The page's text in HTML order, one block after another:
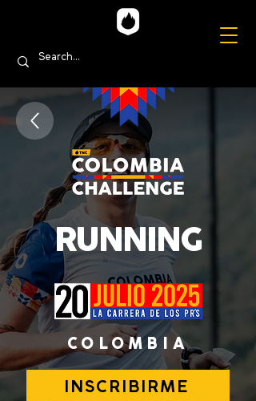
RUNNING
COLOMBIA
INSCRIBIRME